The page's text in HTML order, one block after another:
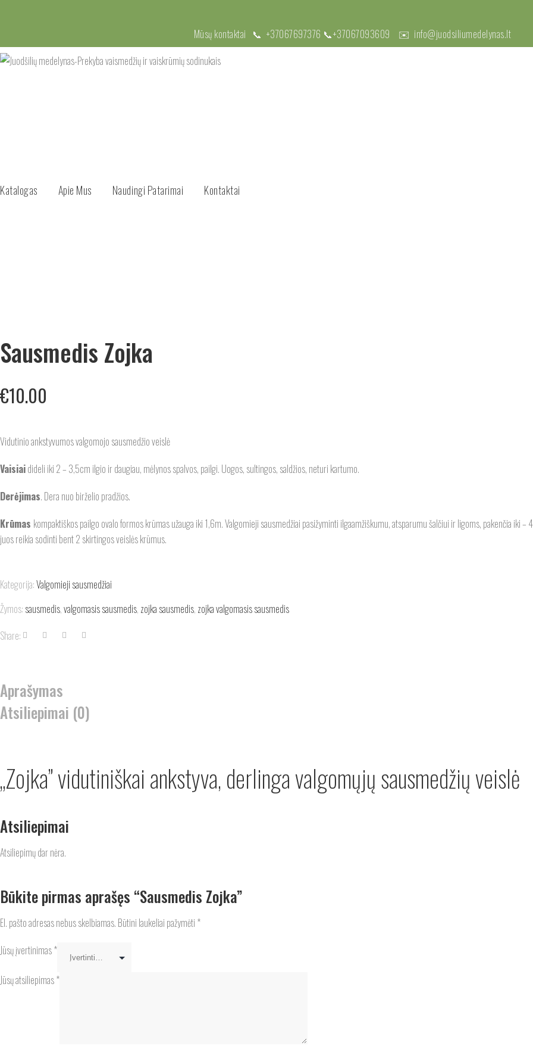
Mūsų kontaktai 📞 +37067697376 📞+37067093609 ✉️ info@juodsiliumedelynas.lt
Katalogas Apie Mus Naudingi Patarimai Kontaktai
Sausmedis Zojka
€10.00
Vidutinio ankstyvumos valgomojo sausmedžio veislė
Vaisiaidideli iki 2 – 3,5cm ilgio ir daugiau, mėlynos spalvos, pailgi. Uogos, sultingos, saldžios, neturi kartumo.
Derėjimas. Dera nuo birželio pradžios.
Krūmas kompaktiškos pailgo ovalo formos krūmas užauga iki 1,6m. Valgomieji sausmedžiai pasižyminti ilgaamžiškumu, atsparumu šalčiui ir ligoms, pakenčia iki –
juos reikia sodinti bent 2 skirtingos veislės krūmus.
Kategorija:Valgomieji sausmedžiai
Žymos: sausmedis,valgomasis sausmedis, zojka sausmedis, zojka valgomasis sausmedis
Share:
Aprašymas
Atsiliepimai (0)
„Zojka” vidutiniškai ankstyva, derlinga valgomųjų sausmedžių veislė
Atsiliepimai
Atsiliepimų dar nėra.
Būkite pirmas aprašęs “Sausmedis Zojka”
El. pašto adresas nebus skelbiamas. Būtini laukeliai pažymėti *
Jūsų įvertinimas*
Jūsų atsiliepimas*